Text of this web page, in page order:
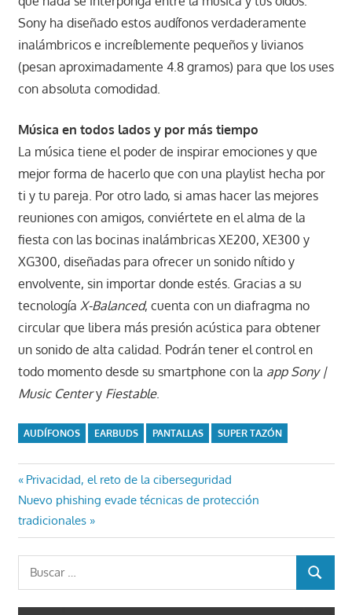
Sony ha diseñado estos audífonos verdaderamente
inalámbricos e increíblemente pequeños y livianos
(pesan aproximadamente 4.8 gramos) para que los uses
con absoluta comodidad.
Música en todos lados y por más tiempo
La música tiene el poder de inspirar emociones y que
mejor forma de hacerlo que con una playlist hecha por
ti y tu pareja. Por otro lado, si amas hacer las mejores
reuniones con amigos, conviértete en el alma de la
fiesta con las bocinas inalámbricas XE200, XE300 y
XG300, diseñadas para ofrecer un sonido nítido y
envolvente, sin importar donde estés. Gracias a su
tecnología X-Balanced, cuenta con un diafragma no
circular que libera más presión acústica para obtener
un sonido de alta calidad. Podrán tener el control en
todo momento desde su smartphone con la app Sony |
Music Centery Fiestable.
AUDÍFONOS EARBUDS PANTALLAS SUPER TAZÓN
Navegación
de
entradas
Entrada
anterior:
Privacidad, el reto de la ciberseguridad
Entrada
siguiente:
Nuevo phishing evade técnicas de protección
tradicionales
Buscar:
BUSCAR